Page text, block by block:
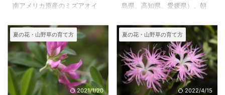
南アメリカ原産のミズアオイ
で、明治中期に観賞用として
渡来し、金魚鉢や庭の池など
で栽培されるが、野生化して
いるところもあるようだが関
東地方の我が家では冬は越せ
ません。 休耕田で、見事に咲
かせているところがあり、そ
島県、高知県、愛媛県）、朝
内に生える、ナデシコ科 マ
ンテマ属の多年草です。 高さ
２０から６０㎝になり、細く
伸びた花茎の先に集散花序に
直径１．２㎝くらいの純白で
可憐な花を咲かせます。 日本
での自生地は四国だけのよう
夏の花・山野草の育て方
2021/1/20
夏の花・山野草の育て方
2022/4/15